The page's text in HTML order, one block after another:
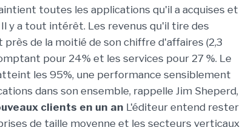
toutes les applications qu'il a acquises et
y a tout intérêt. Les revenus qu'il tire des
de la moitié de son chiffre d'affaires (2,3
pour 24% et les services pour 27 %. Le
les 95%, une performance sensiblement
dans son ensemble, rappelle Jim Sheperd,
clients en un an L'éditeur entend rester
de taille moyenne et les secteurs verticaux